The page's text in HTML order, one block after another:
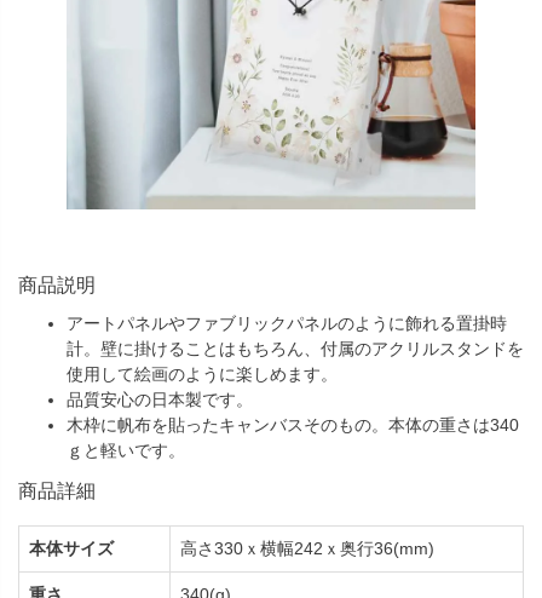
商品説明
アートパネルやファブリックパネルのように飾れる置掛時
計。壁に掛けることはもちろん、付属のアクリルスタンドを
使用して絵画のように楽しめます。
品質安心の日本製です。
木枠に帆布を貼ったキャンバスそのもの。本体の重さは340
ｇと軽いです。
商品詳細
本体サイズ 高さ330ｘ横幅242ｘ奥行36(mm)